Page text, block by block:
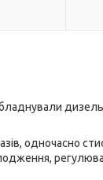
одночасно